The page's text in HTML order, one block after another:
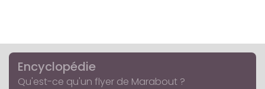
Encyclopédie
Qu'est-ce qu'un flyer de Marabout ?